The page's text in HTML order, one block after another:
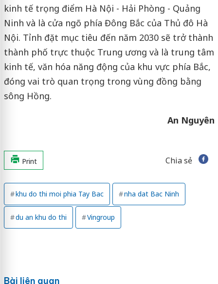
kinh tế trọng điểm Hà Nội - Hải Phòng - Quảng
Ninh và là cửa ngõ phía Đông Bắc của Thủ đô Hà
Nội. Tỉnh đặt mục tiêu đến năm 2030 sẽ trở thành
thành phố trực thuộc Trung ương và là trung tâm
kinh tế, văn hóa năng động của khu vực phía Bắc,
đóng vai trò quan trọng trong vùng đồng bằng
sông Hồng.
An Nguyên
Print Chia sẻ
khu do thi moi phia Tay Bac nha dat Bac Ninh
du an khu do thi Vingroup
Bài liên quan